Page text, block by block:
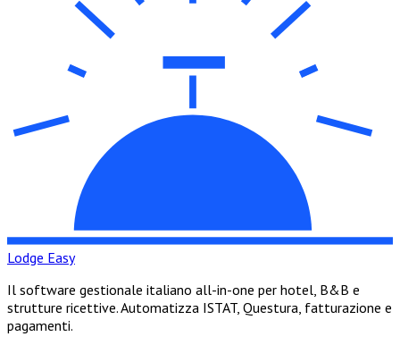
Lodge Easy
Il software gestionale italiano all-in-one per hotel, B&B e
strutture ricettive. Automatizza ISTAT, Questura, fatturazione e
pagamenti.